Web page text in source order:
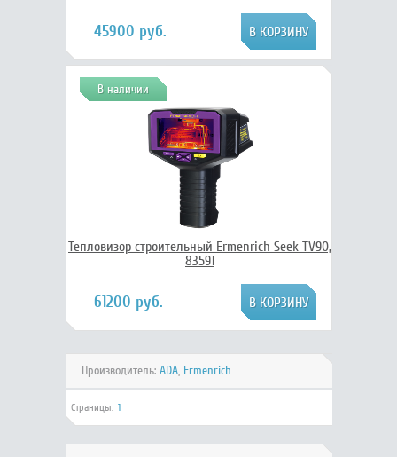
45900 руб.
В наличии
Тепловизор строительный Ermenrich Seek TV90,
83591
61200 руб.
Производитель: ADA, Ermenrich
Страницы: 1